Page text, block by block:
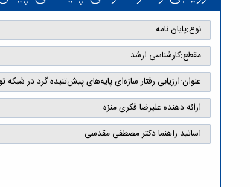
نوع:پایان نامه
مقطع:کارشناسی ارشد
عنوان:ارزیابی رفتار سازه‌ای پایه‌های پیش‌تنیده گرد در شبکه
ارائه دهنده:علیرضا فکری منزه
اساتید راهنما:دکتر مصطفی مقدسی